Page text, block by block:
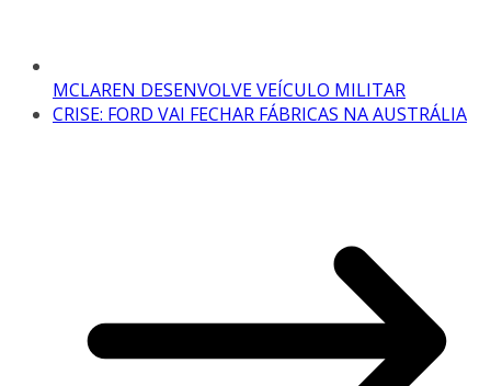
MCLAREN DESENVOLVE VEÍCULO MILITAR
CRISE: FORD VAI FECHAR FÁBRICAS NA AUSTRÁLIA